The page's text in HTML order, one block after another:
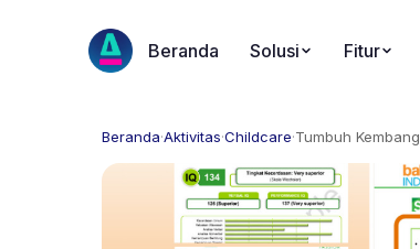
Beranda Solusi Fitur
Beranda·Aktivitas·Childcare·Tumbuh Kembang